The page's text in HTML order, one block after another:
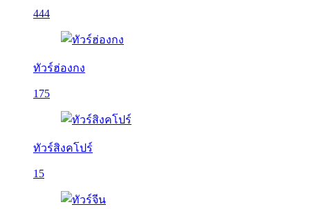
444
ทัวร์ฮ่องกง
175
ทัวร์สิงคโปร์
15